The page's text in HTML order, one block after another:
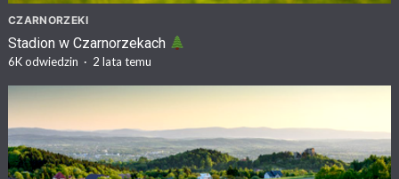
CZARNORZEKI
Stadion w Czarnorzekach
6Kodwiedzin · 2 lata temu